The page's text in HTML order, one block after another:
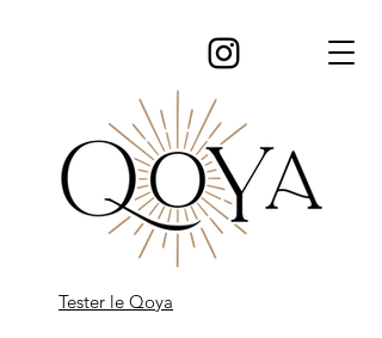
Tester le Qoya